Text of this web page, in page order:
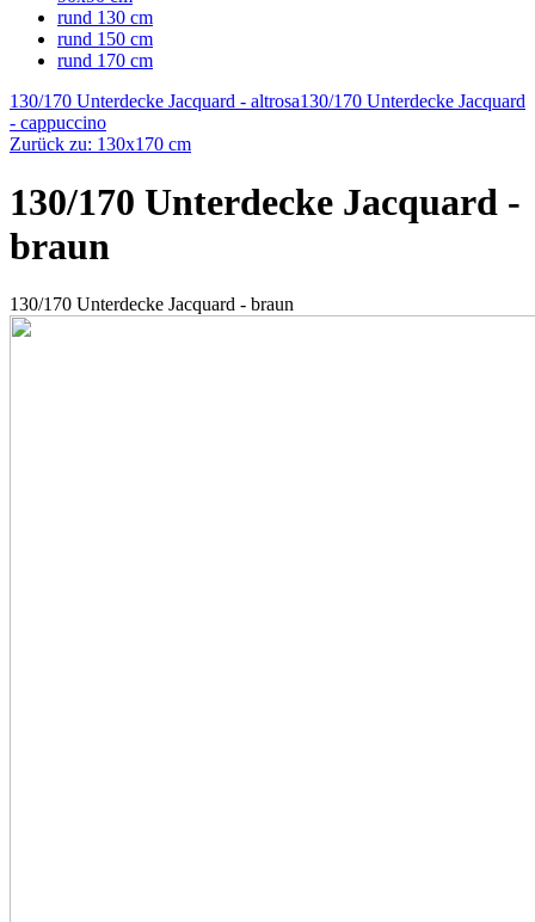
rund 130 cm
rund 150 cm
rund 170 cm
130/170 Unterdecke Jacquard - altrosa130/170 Unterdecke Jacquard
- cappuccino
Zurück zu: 130x170 cm
130/170 Unterdecke Jacquard -
braun
130/170 Unterdecke Jacquard - braun